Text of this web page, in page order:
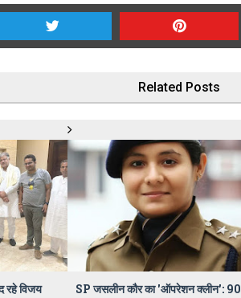
Related Posts
रहे विजय
SP जसलीन कौर का 'ऑपरेशन क्लीन': 90